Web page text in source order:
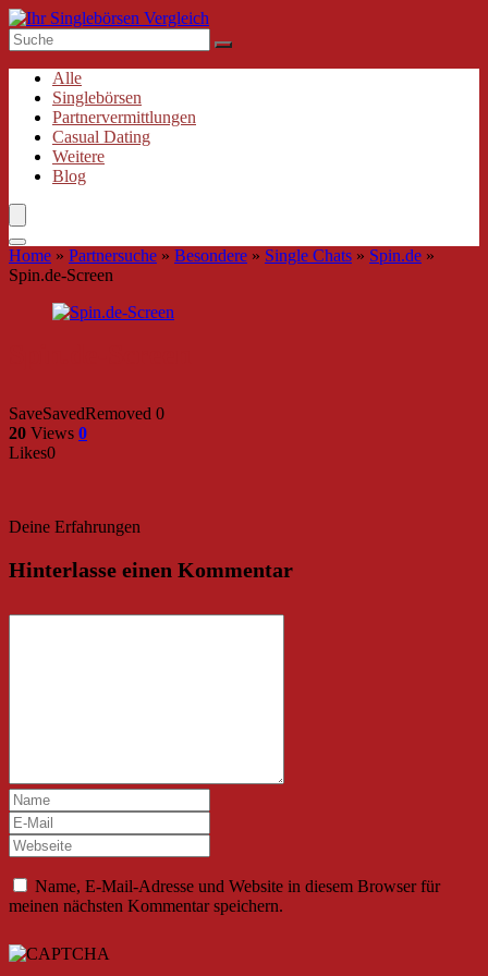
Alle
Singlebörsen
Partnervermittlungen
Casual Dating
Weitere
Blog
Home » Partnersuche » Besondere » Single Chats » Spin.de »
Spin.de-Screen
SaveSavedRemoved 0
20 Views 0
Likes0
Deine Erfahrungen
Hinterlasse einen Kommentar
Name, E-Mail-Adresse und Website in diesem Browser für
meinen nächsten Kommentar speichern.